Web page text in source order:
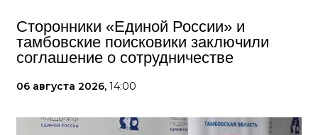
Сторонники «Единой России» и
тамбовские поисковики заключили
соглашение о сотрудничестве
06 августа 2026, 14:00